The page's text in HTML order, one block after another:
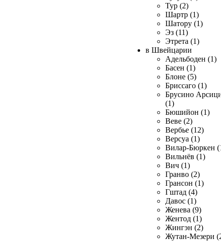
Тур (2)
Шартр (1)
Шатору (1)
Эз (11)
Этрета (1)
в Швейцарии
Адельбоден (1)
Басен (1)
Блоне (5)
Бриссаго (1)
Брусино
(1)
Бюшийон (1)
Веве (2)
Вербье (12)
Версуа (1)
Вилар-Бюркен
Вильнёв (1)
Вич (1)
Гранво (2)
Грансон (1)
Гштад (4)
Давос (1)
Женева (9)
Жентод (1)
Жингэн (2)
Жутан-Мезери